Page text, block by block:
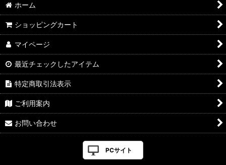
ホーム
ショッピングカート
マイページ
最近チェックしたアイテム
特定商取引法表示
ご利用案内
お問い合わせ
PCサイト